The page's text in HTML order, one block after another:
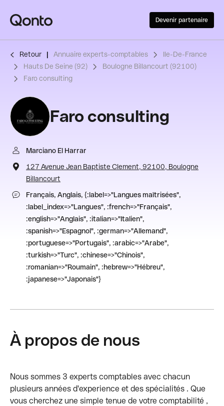
Devenir partenaire
Retour Annuaire experts-comptables
Ile-De-France
Hauts De Seine (92)
Boulogne Billancourt (92100)
Faro consulting
Faro consulting
Marciano El Harrar
127 Avenue Jean Baptiste Clement, 92100, Boulogne
Billancourt
Français, Anglais, {:label=>"Langues maîtrisées",
:label_index=>"Langues", :french=>"Français",
:english=>"Anglais", :italian=>"Italien",
:spanish=>"Espagnol", :german=>"Allemand",
:portuguese=>"Portugais", :arabic=>"Arabe",
:turkish=>"Turc", :chinese=>"Chinois",
:romanian=>"Roumain", :hebrew=>"Hébreu",
:japanese=>"Japonais"}
À propos de nous
Nous sommes 3 experts comptables avec chacun
plusieurs années d'experience et des spécialités . Que
vous cherchez une simple tenue de votre comptabilité ,